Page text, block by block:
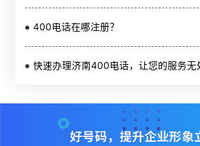
400电话在哪注册？
快速办理济南400电话，让您的服务无